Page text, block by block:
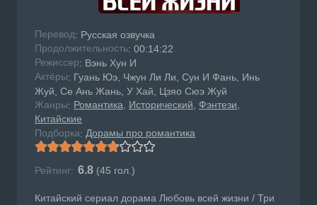
Перевод: Русская озвучка
Продолжительность: 00:14:22
Режисcер: Вэнь Хун И
Актёры: Гуань Юэ, Чжун Ли Ли, Сун И Фань, Инь
Жуй, Се Ань Жань, У Хай, Цзяо Сюэ Жуй
Жанры: Романтика Исторический
Фэнтези
Китайские
Подборка: Дорамы про романтика
Рейтинг: 6.8 (45 гол.)
Китайский сериал дорама Любовь всей жизни / Три